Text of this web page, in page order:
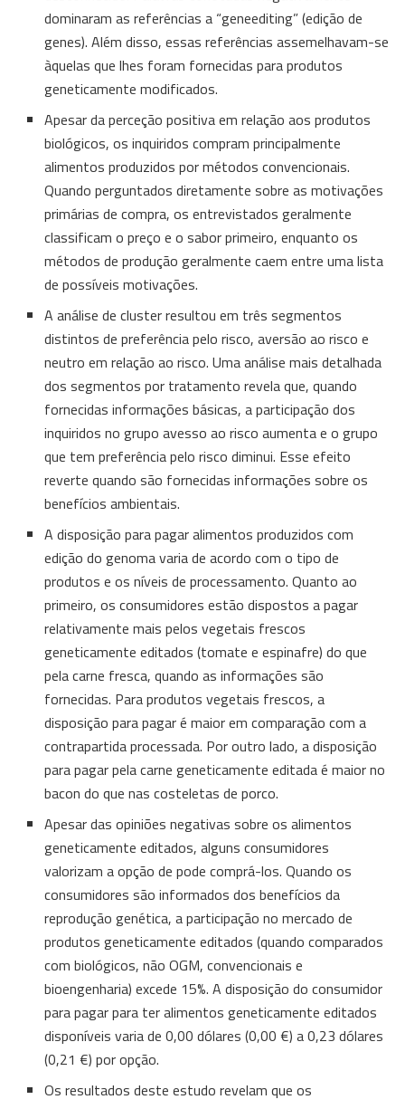
dominaram as referências a “geneediting” (edição de
genes). Além disso, essas referências assemelhavam-se
àquelas que lhes foram fornecidas para produtos
geneticamente modificados.
Apesar da perceção positiva em relação aos produtos
biológicos, os inquiridos compram principalmente
alimentos produzidos por métodos convencionais.
Quando perguntados diretamente sobre as motivações
primárias de compra, os entrevistados geralmente
classificam o preço e o sabor primeiro, enquanto os
métodos de produção geralmente caem entre uma lista
de possíveis motivações.
A análise de cluster resultou em três segmentos
distintos de preferência pelo risco, aversão ao risco e
neutro em relação ao risco. Uma análise mais detalhada
dos segmentos por tratamento revela que, quando
fornecidas informações básicas, a participação dos
inquiridos no grupo avesso ao risco aumenta e o grupo
que tem preferência pelo risco diminui. Esse efeito
reverte quando são fornecidas informações sobre os
benefícios ambientais.
A disposição para pagar alimentos produzidos com
edição do genoma varia de acordo com o tipo de
produtos e os níveis de processamento. Quanto ao
primeiro, os consumidores estão dispostos a pagar
relativamente mais pelos vegetais frescos
geneticamente editados (tomate e espinafre) do que
pela carne fresca, quando as informações são
fornecidas. Para produtos vegetais frescos, a
disposição para pagar é maior em comparação com a
contrapartida processada. Por outro lado, a disposição
para pagar pela carne geneticamente editada é maior no
bacon do que nas costeletas de porco.
Apesar das opiniões negativas sobre os alimentos
geneticamente editados, alguns consumidores
valorizam a opção de pode comprá-los. Quando os
consumidores são informados dos benefícios da
reprodução genética, a participação no mercado de
produtos geneticamente editados (quando comparados
com biológicos, não OGM, convencionais e
bioengenharia) excede 15%. A disposição do consumidor
para pagar para ter alimentos geneticamente editados
disponíveis varia de 0,00 dólares (0,00 €) a 0,23 dólares
(0,21 €) por opção.
Os resultados deste estudo revelam que os